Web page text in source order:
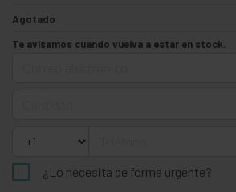
Agotado
Te avisamos cuando vuelva a estar en stock.
¿Lo necesita de forma urgente?